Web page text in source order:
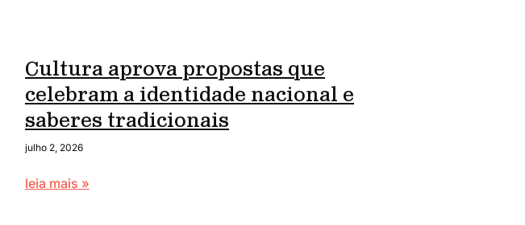
Cultura aprova propostas que
celebram a identidade nacional e
saberes tradicionais
julho 2, 2026
leia mais »